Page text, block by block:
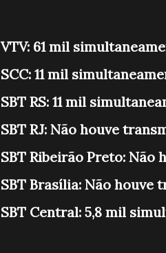
VTV: 61 mil
SCC: 11 mil
SBT RS: 11 mil
SBT RJ: Não houve
SBT Ribeirão Preto: Não
SBT Brasília: Não houve
SBT Central: 5,8 mil